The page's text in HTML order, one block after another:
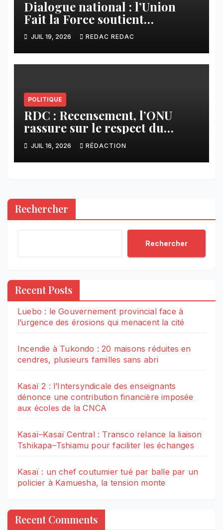
Dialogue national : l’Union
Fait la Force soutient
l’initiative de Tshisekedi et
s’oppose à la participation des
groupes armés
JUIL 19, 2026 REDAC REDAC
POLITIQUE
RDC : Recensement, l’ONU
rassure sur le respect du
calendrier constitutionnel
JUIL 16, 2026 RÉDACTION
Rechercher
Rechercher
Recent Posts
Luebo : le Gouvernement provincial face à
l’urgence des érosions qui menacent la cité
Incendie à Tukondo : 20 maisons réduites en
cendres, plusieurs familles sans abri
Kasaï 2 : l’Intersyndicale des enseignants
dénonce une contribution financière imposée
aux écoles de la CNCA
Kasaï–Kasaï Central : Transco relance la liaison
Tshikapa–Tshiamu pour faciliter les échanges
Kasaï : un chef coutumier tué par balle par un
policier à Kamuesha, la tension monte
Recent Comments